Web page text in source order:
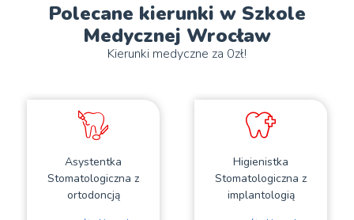
Polecane kierunki w Szkole
Medycznej Wrocław
Kierunki medyczne za 0zł!
Asystentka
Stomatologiczna z
ortodoncją
Higienistka
Stomatologiczna z
implantologią